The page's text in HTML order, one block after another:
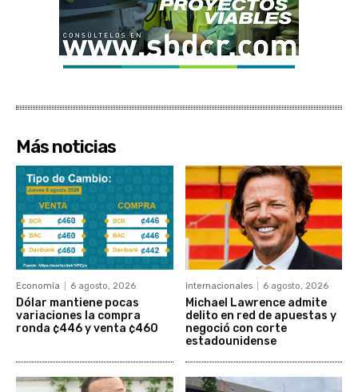
Más noticias
Economía 6 agosto, 2026
Dólar mantiene pocas
variaciones la compra
ronda ¢446 y venta ¢460
Internacionales 6 agosto, 2026
Michael Lawrence admite
delito en red de apuestas y
negoció con corte
estadounidense